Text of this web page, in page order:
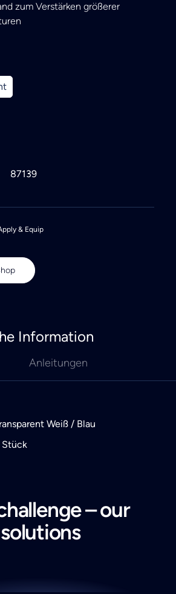
zum Verstärken größerer
87139
& Equip
Information
Anleitungen
Weiß / Blau
Stück
– our
solutions